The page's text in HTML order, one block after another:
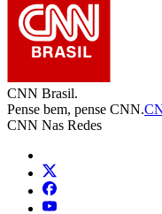
CNN Brasil.
Pense bem, pense CNN.
CNN Nas Redes